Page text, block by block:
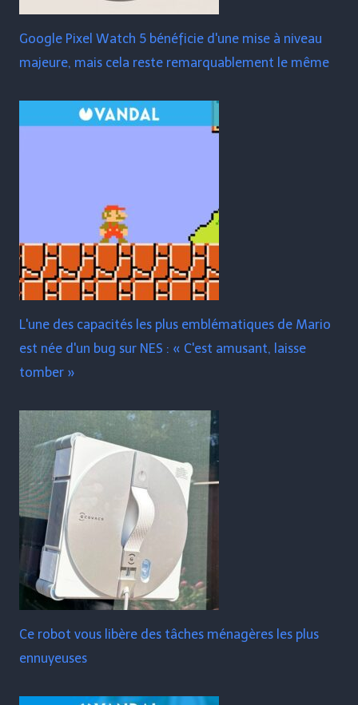
Google Pixel Watch 5 bénéficie d'une mise à niveau
majeure, mais cela reste remarquablement le même
L'une des capacités les plus emblématiques de Mario
est née d'un bug sur NES : « C'est amusant, laisse
tomber »
Ce robot vous libère des tâches ménagères les plus
ennuyeuses